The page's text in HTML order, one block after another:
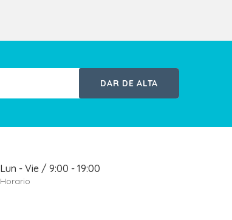
DAR DE ALTA
Lun - Vie / 9:00 - 19:00
Horario